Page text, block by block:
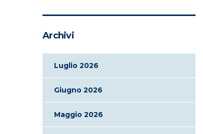
Archivi
Luglio 2026
Giugno 2026
Maggio 2026